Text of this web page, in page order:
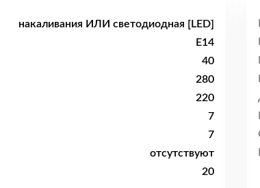
накаливания ИЛИ светодиодная [LED]
E14
40
280
220
7
7
отсутствуют
20